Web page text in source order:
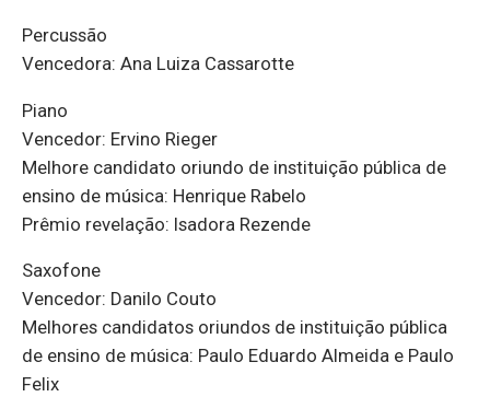
Percussão
Vencedora: Ana Luiza Cassarotte
Piano
Vencedor: Ervino Rieger
Melhore candidato oriundo de instituição pública de
ensino de música: Henrique Rabelo
Prêmio revelação: Isadora Rezende
Saxofone
Vencedor: Danilo Couto
Melhores candidatos oriundos de instituição pública
de ensino de música: Paulo Eduardo Almeida e Paulo
Felix